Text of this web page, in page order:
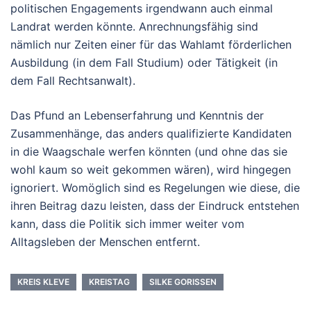
politischen Engagements irgendwann auch einmal
Landrat werden könnte. Anrechnungsfähig sind
nämlich nur Zeiten einer für das Wahlamt förderlichen
Ausbildung (in dem Fall Studium) oder Tätigkeit (in
dem Fall Rechtsanwalt).
Das Pfund an Lebenserfahrung und Kenntnis der
Zusammenhänge, das anders qualifizierte Kandidaten
in die Waagschale werfen könnten (und ohne das sie
wohl kaum so weit gekommen wären), wird hingegen
ignoriert. Womöglich sind es Regelungen wie diese, die
ihren Beitrag dazu leisten, dass der Eindruck entstehen
kann, dass die Politik sich immer weiter vom
Alltagsleben der Menschen entfernt.
KREIS KLEVE KREISTAG SILKE GORISSEN